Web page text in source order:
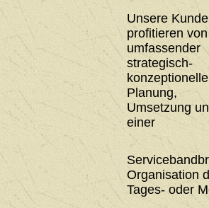
Unsere
profitieren von
umfassender
strategisch-
Planung,
Umsetzung
einer
Organisation
Tages- oder